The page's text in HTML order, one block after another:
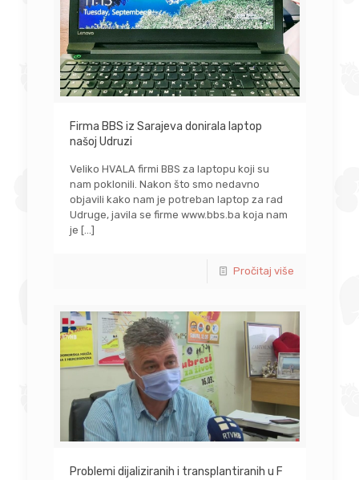
Firma BBS iz Sarajeva donirala laptop
našoj Udruzi
Veliko HVALA firmi BBS za laptopu koji su
nam poklonili. Nakon što smo nedavno
objavili kako nam je potreban laptop za rad
Udruge, javila se firme www.bbs.ba koja nam
je […]
Pročitaj više
Problemi dijaliziranih i transplantiranih u F